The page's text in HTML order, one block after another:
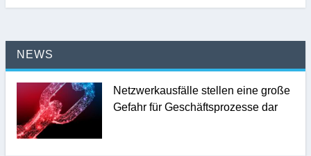
NEWS
Netzwerkausfälle stellen eine große
Gefahr für Geschäftsprozesse dar